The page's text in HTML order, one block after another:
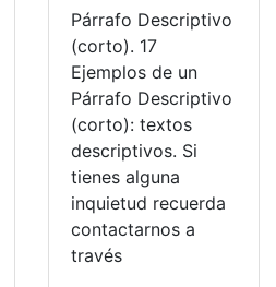
Párrafo Descriptivo
(corto). 17
Ejemplos de un
Párrafo Descriptivo
(corto): textos
descriptivos. Si
tienes alguna
inquietud recuerda
contactarnos a
través